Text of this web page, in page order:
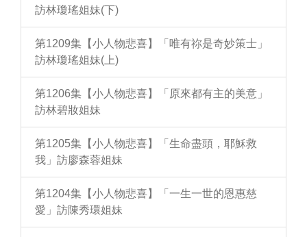
訪林瓊瑤姐妹(下)
第1209集【小人物悲喜】「唯有祢是奇妙策士」
訪林瓊瑤姐妹(上)
第1206集【小人物悲喜】「原來都有主的美意」
訪林碧妝姐妹
第1205集【小人物悲喜】「生命盡頭，耶穌救
我」訪廖森蓉姐妹
第1204集【小人物悲喜】「一生一世的恩惠慈
愛」訪陳秀環姐妹